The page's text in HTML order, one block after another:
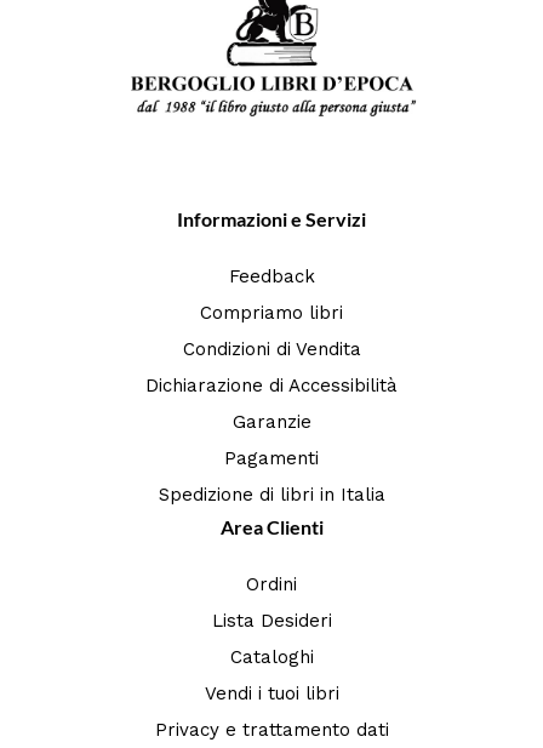
Informazioni e Servizi
Feedback
Compriamo libri
Condizioni di Vendita
Dichiarazione di Accessibilità
Garanzie
Pagamenti
Spedizione di libri in Italia
Area Clienti
Ordini
Lista Desideri
Cataloghi
Vendi i tuoi libri
Privacy e trattamento dati